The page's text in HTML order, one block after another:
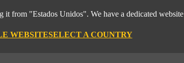
it from "Estados Unidos". We have a dedicated
WEBSITESELECT A COUNTRY